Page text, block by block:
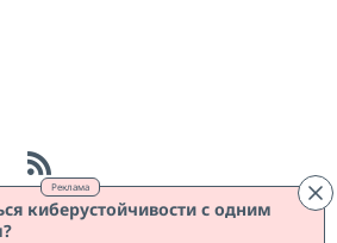
Реклама
киберустойчивости с одним